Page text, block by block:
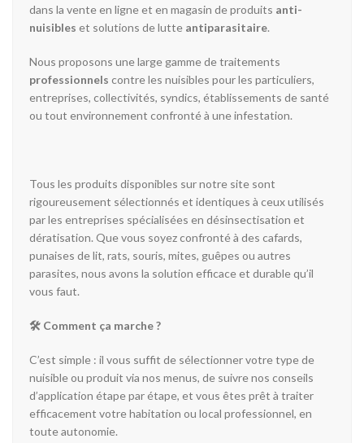
dans la vente en ligne et en magasin de produits anti-
nuisibles et solutions de lutte antiparasitaire.
Nous proposons une large gamme de traitements
professionnels contre les nuisibles pour les particuliers,
entreprises, collectivités, syndics, établissements de santé
ou tout environnement confronté à une infestation.
Tous les produits disponibles sur notre site sont
rigoureusement sélectionnés et identiques à ceux utilisés
par les entreprises spécialisées en désinsectisation et
dératisation. Que vous soyez confronté à des cafards,
punaises de lit, rats, souris, mites, guêpes ou autres
parasites, nous avons la solution efficace et durable qu’il
vous faut.
🛠️ Comment ça marche ?
C’est simple : il vous suffit de sélectionner votre type de
nuisible ou produit via nos menus, de suivre nos conseils
d’application étape par étape, et vous êtes prêt à traiter
efficacement votre habitation ou local professionnel, en
toute autonomie.